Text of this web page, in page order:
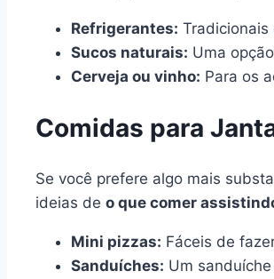
Refrigerantes: Tradicionais
Sucos naturais: Uma
Cerveja ou vinho: Para os
Comidas para
Se você prefere algo mais
ideias de o que comer
Mini pizzas: Fáceis de
Sanduíches: Um